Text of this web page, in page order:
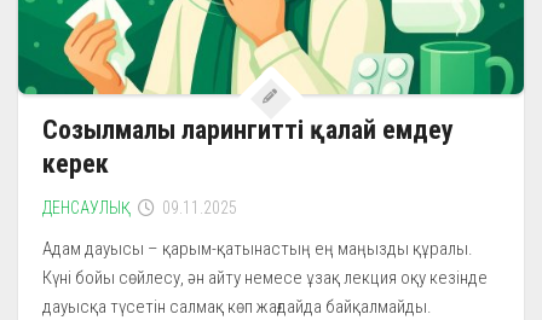
Созылмалы ларингитті қалай емдеу
керек
ДЕНСАУЛЫҚ 09.11.2025
Адам дауысы – қарым-қатынастың ең маңызды құралы.
Күні бойы сөйлесу, ән айту немесе ұзақ лекция оқу кезінде
дауысқа түсетін салмақ көп жағдайда байқалмайды.